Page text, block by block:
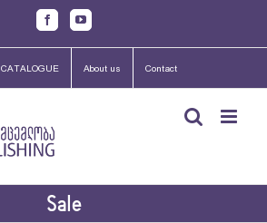
FacebookYoutube
CATALOGUE About us Contact
Sale